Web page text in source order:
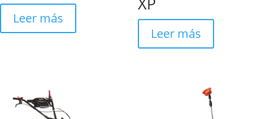
Leer más
Leer más